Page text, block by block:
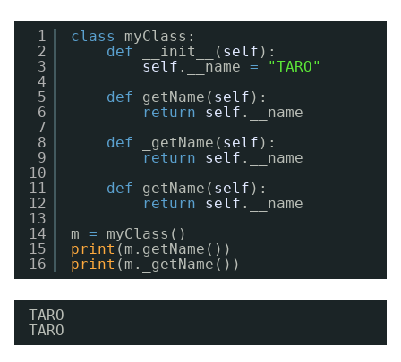
1
2
3
4
5
6
7
8
9
10
11
12
13
14
15
16
class
myClass:
def
__init__( self ):
self .__name =
"TARO"
def
getName( self ):
return
self .__name
def
_getName( self ):
return
self .__name
def
getName( self ):
return
self .__name
m =
myClass()
print (m.getName())
print (m._getName())
TARO
TARO